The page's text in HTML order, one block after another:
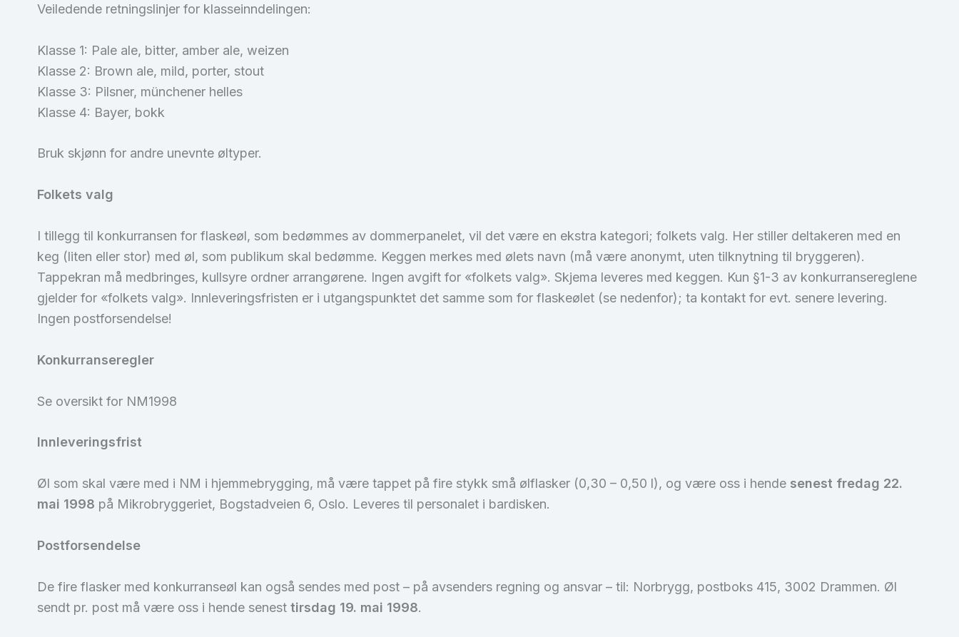
Veiledende retningslinjer for klasseinndelingen:
Klasse 1: Pale ale, bitter, amber ale, weizen
Klasse 2: Brown ale, mild, porter, stout
Klasse 3: Pilsner, münchener helles
Klasse 4: Bayer, bokk
Bruk skjønn for andre unevnte øltyper.
Folkets valg
I tillegg til konkurransen for flaskeøl, som bedømmes av dommerpanelet, vil det være en ekstra kategori; folkets valg. Her stiller deltakeren med en
keg (liten eller stor) med øl, som publikum skal bedømme. Keggen merkes med ølets navn (må være anonymt, uten tilknytning til bryggeren).
Tappekran må medbringes, kullsyre ordner arrangørene. Ingen avgift for «folkets valg». Skjema leveres med keggen. Kun §1-3 av konkurransereglene
gjelder for «folkets valg». Innleveringsfristen er i utgangspunktet det samme som for flaskeølet (se nedenfor); ta kontakt for evt. senere levering.
Ingen postforsendelse!
Konkurranseregler
Se oversikt for NM1998
Innleveringsfrist
Øl som skal være med i NM i hjemmebrygging, må være tappet på fire stykk små ølflasker (0,30 – 0,50 l), og være oss i hende senest fredag 22.
mai 1998 på Mikrobryggeriet, Bogstadveien 6, Oslo. Leveres til personalet i bardisken.
Postforsendelse
De fire flasker med konkurranseøl kan også sendes med post – på avsenders regning og ansvar – til: Norbrygg, postboks 415, 3002 Drammen. Øl
sendt pr. post må være oss i hende senest tirsdag 19. mai 1998.